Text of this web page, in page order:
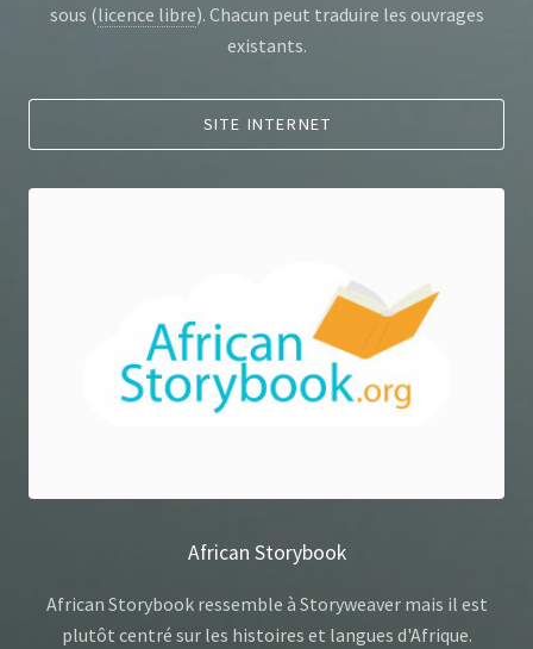
sous (licence libre). Chacun peut traduire les ouvrages
existants.
SITE INTERNET
African Storybook
African Storybook ressemble à Storyweaver mais il est
plutôt centré sur les histoires et langues d'Afrique.